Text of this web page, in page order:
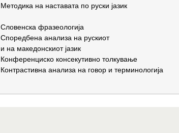
Методика на наставата по руски јазик
Словенска фразеологија
Споредбена анализа на рускиот
и на македонскиот јазик
Конференциско консекутивно толкување
Контрастивна анализа на говор и терминологија